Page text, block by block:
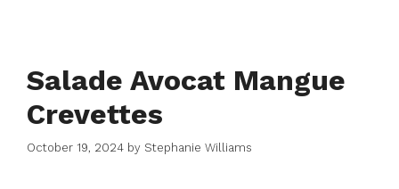
Salade Avocat Mangue
Crevettes
October 19, 2024 by Stephanie Williams